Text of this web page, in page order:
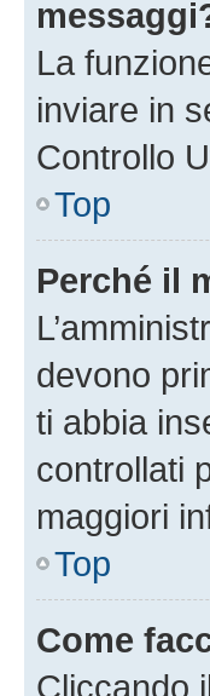
La
inviare in
Controllo
Top
Perché il
devono
ti abbia
controllati
maggiori
Top
Come
Cliccando